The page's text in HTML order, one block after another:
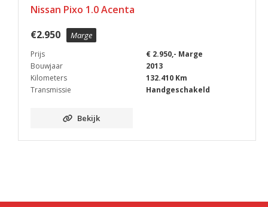
Nissan Pixo 1.0 Acenta
€2.950 Marge
Prijs
€ 2.950,- Marge
Bouwjaar
2013
Kilometers
132.410 Km
Transmissie
Handgeschakeld
Bekijk